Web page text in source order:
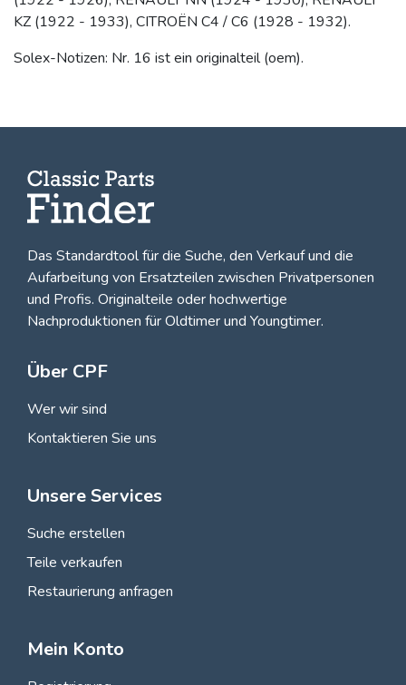
KZ (1922 - 1933), CITROËN C4 / C6 (1928 - 1932).
Solex-Notizen: Nr. 16 ist ein originalteil (oem).
Das Standardtool für die Suche, den Verkauf und die
Aufarbeitung von Ersatzteilen zwischen Privatpersonen
und Profis. Originalteile oder hochwertige
Nachproduktionen für Oldtimer und Youngtimer.
Über CPF
Wer wir sind
Kontaktieren Sie uns
Unsere Services
Suche erstellen
Teile verkaufen
Restaurierung anfragen
Mein Konto